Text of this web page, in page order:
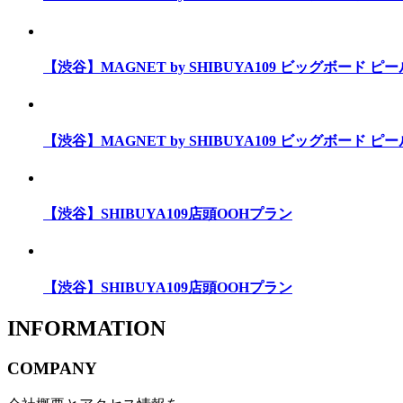
【渋谷】MAGNET by SHIBUYA109 ビッグボード ピ
【渋谷】MAGNET by SHIBUYA109 ビッグボード ピ
【渋谷】SHIBUYA109店頭OOHプラン
【渋谷】SHIBUYA109店頭OOHプラン
INFORMATION
COMPANY